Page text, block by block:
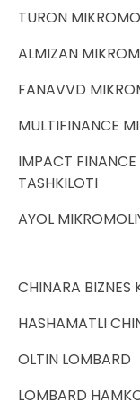
TURON
ALMIZAN
FANAVVD
MULTIFINANCE
IMPACT FINANCE
TASHKILOTI
AYOL
CHINARA BIZNES
HASHAMATLI
OLTIN LOMBARD
LOMBARD